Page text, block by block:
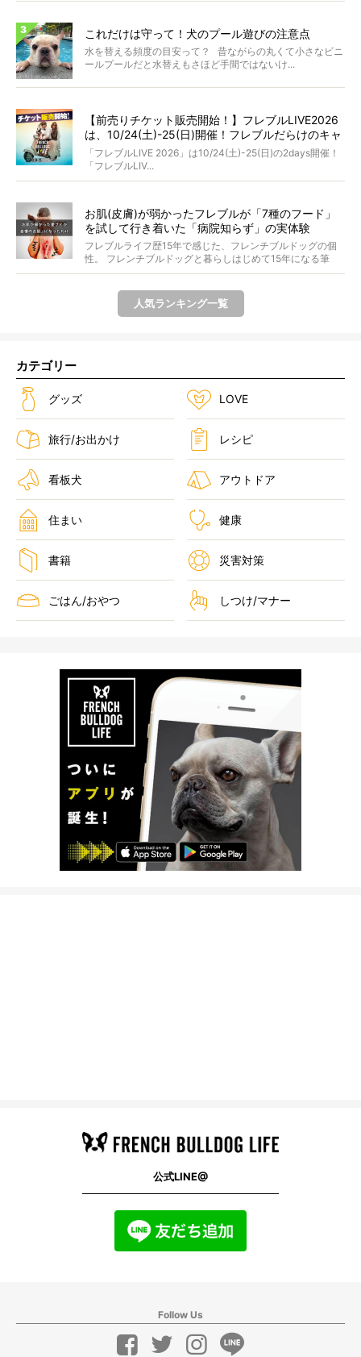
これだけは守って！犬のプール遊びの注意点
水を替える頻度の目安って？ 昔ながらの丸くて小さなビニ
ールプールだと水替えもさほど手間ではないけ...
【前売りチケット販売開始！】フレブルLIVE2026
は、10/24(土)-25(日)開催！フレブルだらけのキャ
ンプ・前夜祭・バスプランも新登場!?
「フレブルLIVE 2026」は10/24(土)-25(日)の2days開催！
「フレブルLIV...
お肌(皮膚)が弱かったフレブルが「7種のフード」
を試して行き着いた「病院知らず」の実体験
フレブルライフ歴15年で感じた、フレンチブルドッグの個
性。 フレンチブルドッグと暮らしはじめて15年になる筆
者...
人気ランキング一覧
カテゴリー
グッズ LOVE
旅行/お出かけ レシピ
看板犬 アウトドア
住まい 健康
書籍 災害対策
ごはん/おやつ しつけ/マナー
公式LINE@
Follow Us